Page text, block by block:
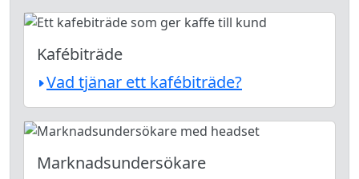
Kafébiträde
Vad tjänar ett kafébiträde?
Marknadsundersökare